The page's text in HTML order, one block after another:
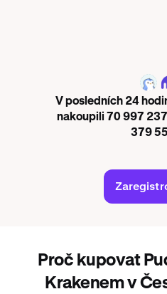
PENGU
V posledních 24
nakoupili 70 997
379
Proč kupovat
Krakenem v